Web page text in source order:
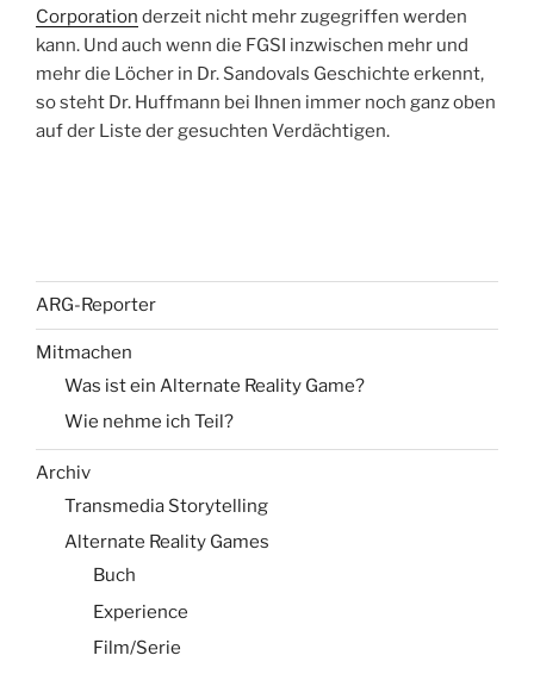
Corporation derzeit nicht mehr zugegriffen werden
kann. Und auch wenn die FGSI inzwischen mehr und
mehr die Löcher in Dr. Sandovals Geschichte erkennt,
so steht Dr. Huffmann bei Ihnen immer noch ganz oben
auf der Liste der gesuchten Verdächtigen.
ARG-Reporter
Mitmachen
Was ist ein Alternate Reality Game?
Wie nehme ich Teil?
Archiv
Transmedia Storytelling
Alternate Reality Games
Buch
Experience
Film/Serie